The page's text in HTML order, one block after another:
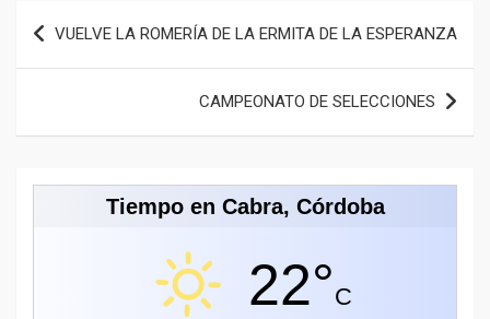
Navegación
de
VUELVE LA ROMERÍA DE LA ERMITA DE LA ESPERANZA
CAMPEONATO DE SELECCIONES
Tiempo en Cabra, Córdoba
22°C